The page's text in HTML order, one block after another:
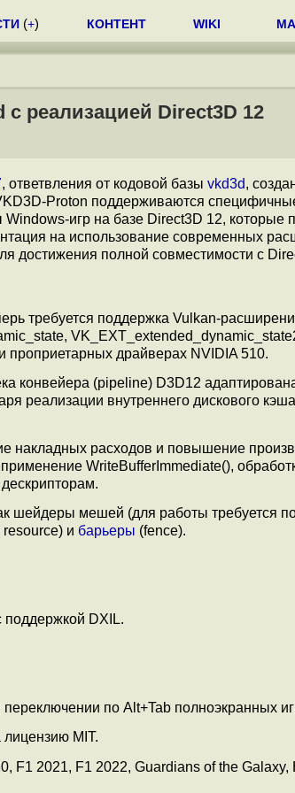
(+) КОНТЕНТ WIKI
реализацией Direct3D 12
, ответвления от кодовой базы vkd3d,
Proton поддерживаются
игр на базе Direct3D 12, которые
на использование современных
достижения полной совместимости с
требуется поддержка Vulkan-
драйверах NVIDIA 510.
конвейера (pipeline) D3D12
реализации внутреннего дискового
накладных расходов и повышение
WriteBufferImmediate(),
шейдеры мешей (для работы требуется
и барьеры (fence).
DXIL.
по Alt+Tab полноэкранных
лицензию MIT.
F1 2021, F1 2022, Guardians of the Galaxy,